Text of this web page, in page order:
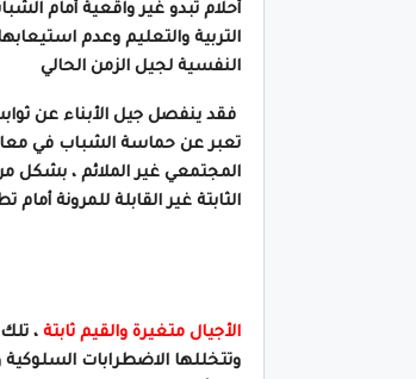
أحلام تبدو غير واقعية أمام
التربية والتعليم وعدم
النفسية لجيل الزمن الحالي
فقد ينفصل جيل الأبناء عن
تعبر عن حماسة الشباب في
المجتمعي غير الملائم ، بشكل
الثابتة غير القابلة للمرونة أمام
الأجيال متغيرة والقيم ثابتة ،
وتتخللها الاضطرابات